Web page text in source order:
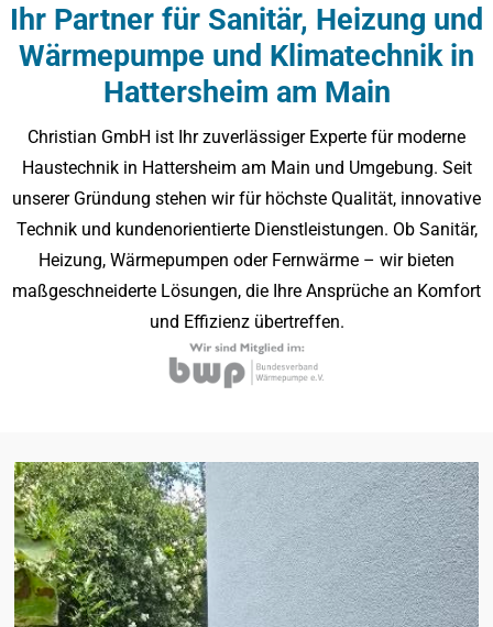
Ihr Partner für Sanitär, Heizung und
Wärmepumpe und Klimatechnikin
Hattersheim am Main
Christian GmbH ist Ihr zuverlässiger Experte für moderne
Haustechnik in Hattersheim am Main und Umgebung. Seit
unserer Gründung stehen wir für höchste Qualität, innovative
Technik und kundenorientierte Dienstleistungen. Ob Sanitär,
Heizung, Wärmepumpen oder Fernwärme – wir bieten
maßgeschneiderte Lösungen, die Ihre Ansprüche an Komfort
und Effizienz übertreffen.